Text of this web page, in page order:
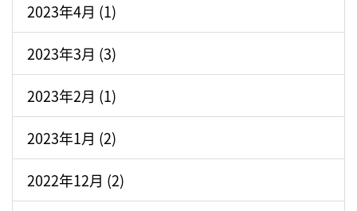
2023年4月 (1)
2023年3月 (3)
2023年2月 (1)
2023年1月 (2)
2022年12月 (2)